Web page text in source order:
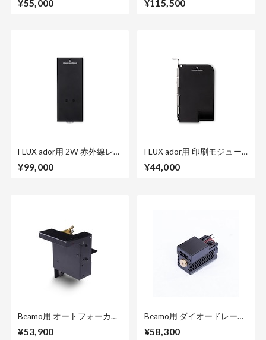
¥55,000 ¥115,500
FLUX ador用 2W 赤外線レー
ザーモジュール
¥99,000
FLUX ador用 印刷モジュー
ル
¥44,000
Beamo用 オートフォーカス
¥53,900
Beamo用 ダイオードレーザ
¥58,300